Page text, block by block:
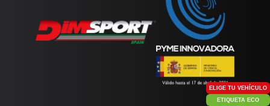
ELIGE TU VEHÍCULO
ETIQUETA ECO